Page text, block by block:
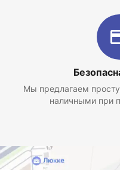
Мы предлагаем
наличными при